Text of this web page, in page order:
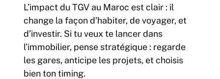
L’impact du TGV au Maroc est clair : il
change la façon d’habiter, de voyager, et
d’investir. Si tu veux te lancer dans
l’immobilier, pense stratégique : regarde
les gares, anticipe les projets, et choisis
bien ton timing.